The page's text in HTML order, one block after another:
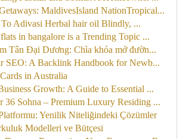
MaldivesIsland NationTropical...
Adivasi Herbal hair oil Blindly, ...
in bangalore is a Trending Topic ...
Tân Đại Dương: Chìa khóa mở đườn...
SEO: A Backlink Handbook for Newb...
in Australia
Growth: A Guide to Essential ...
36 Sohna – Premium Luxury Residing ...
Yenilik Niteliğindeki Çözümler
Modelleri ve Bütçesi